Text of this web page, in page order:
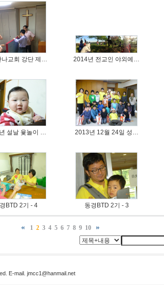
나교회 강단 제… 2014년 전교인 야외예…
설날 윷놀이 … 2013년 12월 24일 성…
BTD 2기 - 4 동경BTD 2기 - 3
1 2 3 4 5 6 7 8 9 10
E-mail. jmcc1@hanmail.net